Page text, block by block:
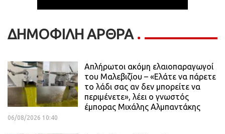
ΔΗΜΟΦΙΛΗ ΑΡΘΡΑ
Απλήρωτοι ακόμη ελαιοπαραγωγοί
του Μαλεβιζίου – «Ελάτε να πάρετε
το λάδι σας αν δεν μπορείτε να
περιμένετε», λέει ο γνωστός
έμπορας Μιχάλης Αλμπαντάκης
06/08/2026 10:40